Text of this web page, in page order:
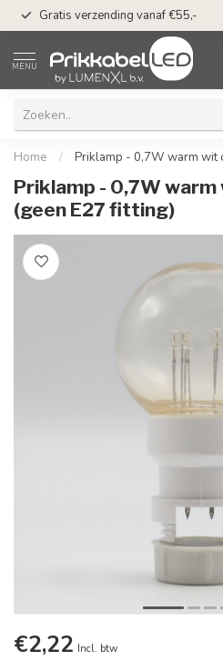
Gratis verzending vanaf €55,-
MENU
Home / Priklamp - 0,7W warm wit
Priklamp - 0,7W
(geen E27 fitting)
€2,22 Incl. btw